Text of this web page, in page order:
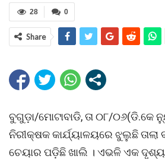
0
28
Share
ବୁଗୁଡ଼ା/ମୋଟାବାଡି, ତା ୦୮/୦୬(ଡି.କେ
ନିରୀକ୍ଷକ କାର୍ଯ୍ୟାଳୟରେ ଝୁଲୁଛି ତାଲା
ଚେୟାର ପଡ଼ିଛି ଖାଲି । ଏଭଳି ଏକ